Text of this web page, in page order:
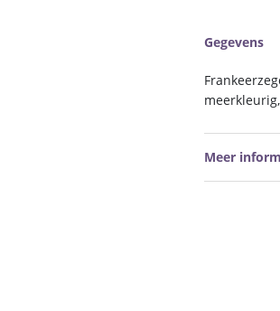
Gegevens
Meer